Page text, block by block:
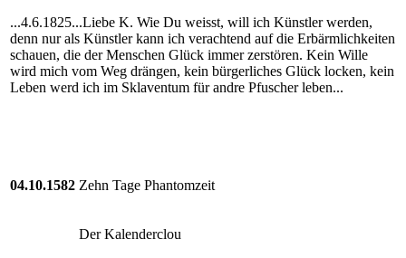
...4.6.1825...Liebe K. Wie Du weisst, will ich Künstler werden,
denn nur als Künstler kann ich verachtend auf die Erbärmlichkeiten
schauen, die der Menschen Glück immer zerstören. Kein Wille
wird mich vom Weg drängen, kein bürgerliches Glück locken, kein
Leben werd ich im Sklaventum für andre Pfuscher leben...
04.10.1582 Zehn Tage Phantomzeit
Der Kalenderclou